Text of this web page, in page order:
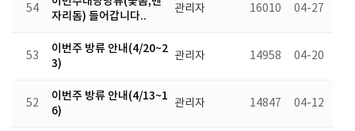
54
자리돔) 들어갑니다..
관리자 16010 04-27
53
이번주 방류 안내(4/20~2
3)
관리자 14958 04-20
52
이번주 방류 안내(4/13~1
6)
관리자 14847 04-12